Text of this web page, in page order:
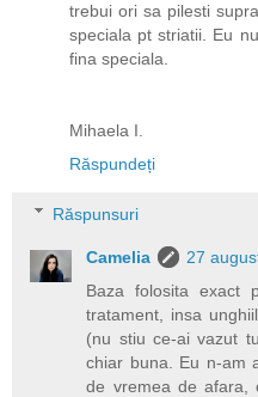
trebui ori sa pilesti
speciala pt striatii. Eu
fina speciala.
Mihaela I.
Răspundeți
Răspunsuri
Camelia
27
Baza folosita exact
tratament, insa
(nu stiu ce-ai vazut
chiar buna. Eu n-am
de vremea de afara,